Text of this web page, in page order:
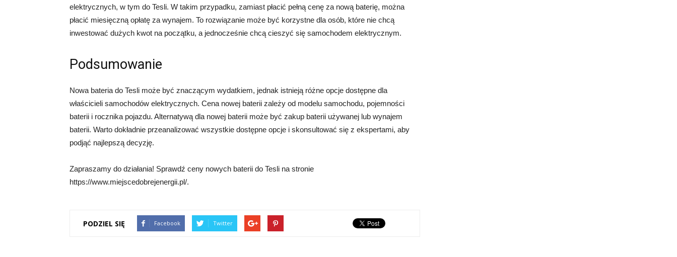
elektrycznych, w tym do Tesli. W takim przypadku, zamiast płacić pełną cenę za nową baterię, można
płacić miesięczną opłatę za wynajem. To rozwiązanie może być korzystne dla osób, które nie chcą
inwestować dużych kwot na początku, a jednocześnie chcą cieszyć się samochodem elektrycznym.
Podsumowanie
Nowa bateria do Tesli może być znaczącym wydatkiem, jednak istnieją różne opcje dostępne dla
właścicieli samochodów elektrycznych. Cena nowej baterii zależy od modelu samochodu, pojemności
baterii i rocznika pojazdu. Alternatywą dla nowej baterii może być zakup baterii używanej lub wynajem
baterii. Warto dokładnie przeanalizować wszystkie dostępne opcje i skonsultować się z ekspertami, aby
podjąć najlepszą decyzję.
Zapraszamy do działania! Sprawdź ceny nowych baterii do Tesli na stronie
https://www.miejscedobrejenergii.pl/.
PODZIEL SIĘ Facebook Twitter